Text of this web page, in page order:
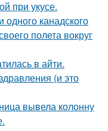
при укусе.
канадского
полета вокруг
в айти.
(и это
вывела колонну